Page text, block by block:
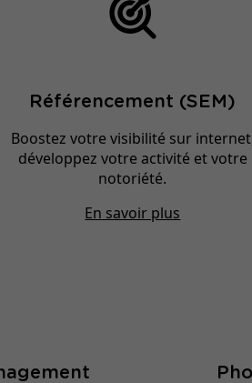
Référencement (SEM)
Boostez votre visibilité sur
développez votre activité et votre
notoriété.
En savoir plus